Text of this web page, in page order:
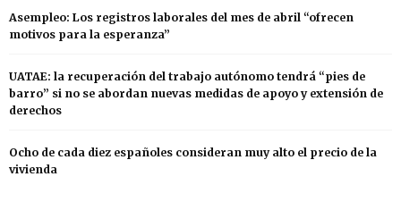
Asempleo: Los registros laborales del mes de abril “ofrecen
motivos para la esperanza”
UATAE: la recuperación del trabajo autónomo tendrá “pies de
barro” si no se abordan nuevas medidas de apoyo y extensión de
derechos
Ocho de cada diez españoles consideran muy alto el precio de la
vivienda